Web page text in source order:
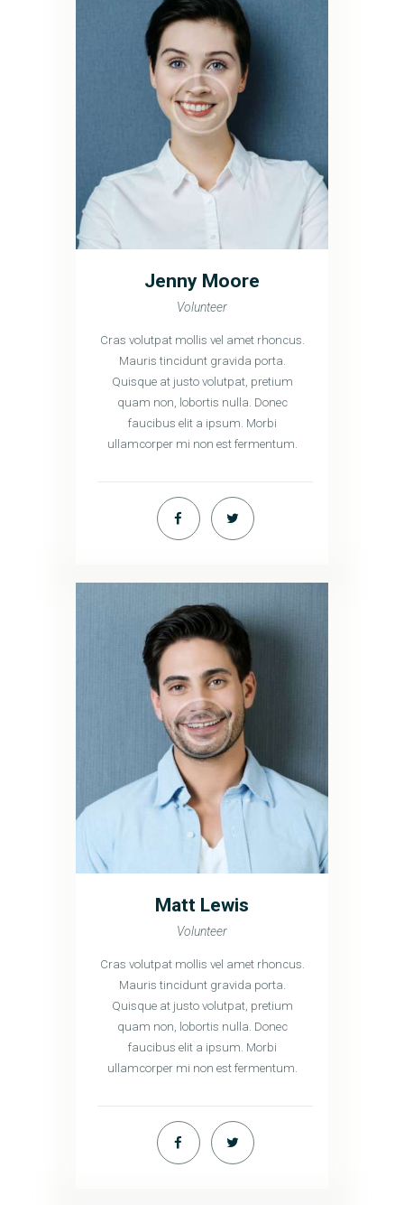
Jenny Moore
Volunteer
Cras volutpat mollis vel amet rhoncus.
Mauris tincidunt gravida porta.
Quisque at justo volutpat, pretium
quam non, lobortis nulla. Donec
faucibus elit a ipsum. Morbi
ullamcorper mi non est fermentum.
Matt Lewis
Volunteer
Cras volutpat mollis vel amet rhoncus.
Mauris tincidunt gravida porta.
Quisque at justo volutpat, pretium
quam non, lobortis nulla. Donec
faucibus elit a ipsum. Morbi
ullamcorper mi non est fermentum.